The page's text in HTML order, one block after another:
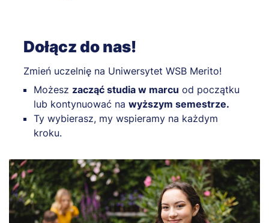
Dołącz do nas!
Zmień uczelnię na Uniwersytet WSB Merito!
Możesz zacząć studia w marcu od początku
lub kontynuować na wyższym semestrze.
Ty wybierasz, my wspieramy na każdym
kroku.